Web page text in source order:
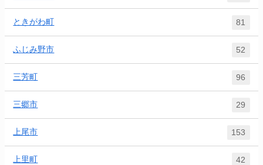
ときがわ町 81
ふじみ野市 52
三芳町 96
三郷市 29
上尾市 153
上里町 42